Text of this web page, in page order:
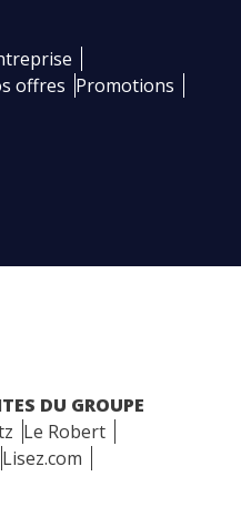
offres Promotions
DU GROUPE
Le Robert
Lisez.com